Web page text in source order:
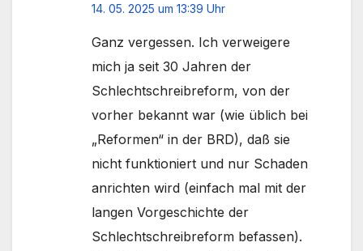
14. 05. 2025 um 13:39 Uhr
Ganz vergessen. Ich verweigere
mich ja seit 30 Jahren der
Schlechtschreibreform, von der
vorher bekannt war (wie üblich bei
„Reformen“ in der BRD), daß sie
nicht funktioniert und nur Schaden
anrichten wird (einfach mal mit der
langen Vorgeschichte der
Schlechtschreibreform befassen).